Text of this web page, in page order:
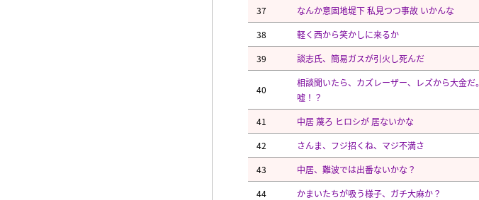
37
なんか意固地堤下 私見つつ事故 いかんな
38
軽く西から笑かしに来るか
39
談志氏、簡易ガスが引火し死んだ
40
相談聞いたら、カズレーザー、レズから大金だ。
嘘！？
41 中居 蔑ろ ヒロシが 居ないかな
42
さんま、フジ招くね、マジ不満さ
43
中居、難波では出番ないかな？
44
かまいたちが吸う様子、ガチ大麻か？